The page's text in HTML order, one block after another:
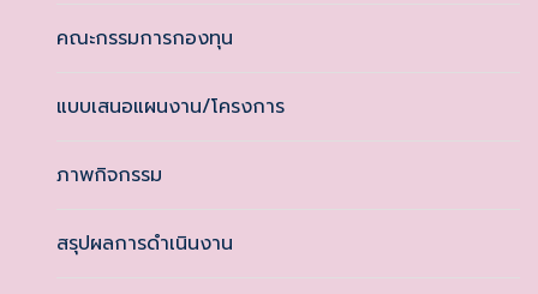
คณะกรรมการกองทุน
แบบเสนอแผนงาน/โครงการ
ภาพกิจกรรม
สรุปผลการดำเนินงาน